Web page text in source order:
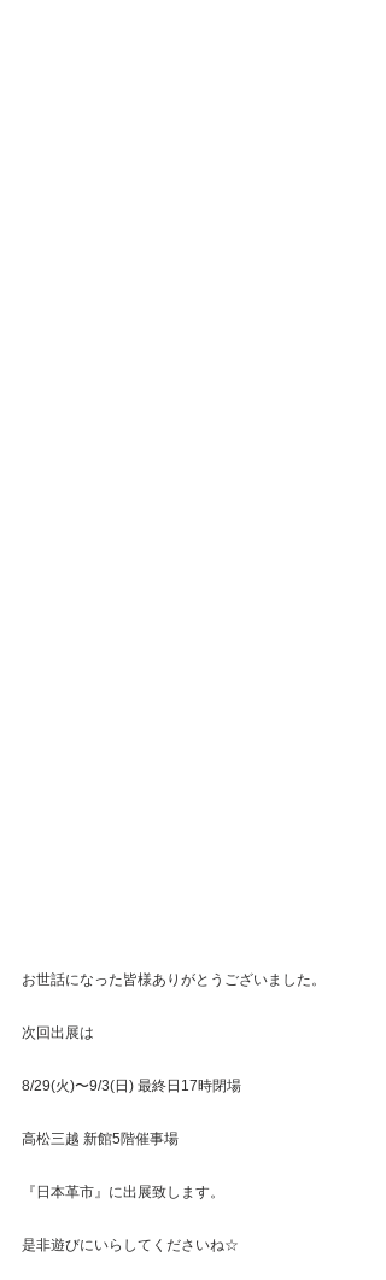
お世話になった皆様ありがとうございました。
次回出展は
8/29(火)〜9/3(日) 最終日17時閉場
高松三越 新館5階催事場
『日本革市』に出展致します。
是非遊びにいらしてくださいね☆